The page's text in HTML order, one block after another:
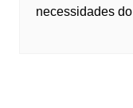
necessidades